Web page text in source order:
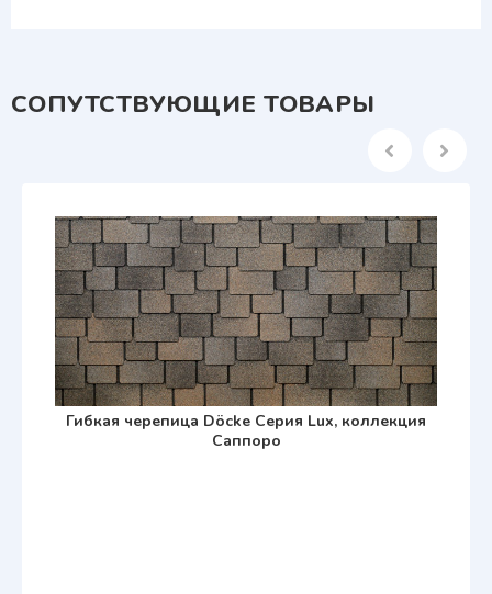
СОПУТСТВУЮЩИЕ ТОВАРЫ
Гибкая черепица Döcke Серия Lux, коллекция
Саппоро